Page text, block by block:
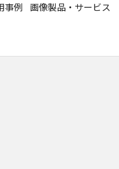
事例 画像製品・サービス